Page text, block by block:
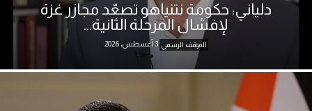
دلياني: حكومة نتنياهو تصعّد مجازر غزة
لإفشال المرحلة الثانية...
الموقف الرسمي 3 أغسطس، 2026